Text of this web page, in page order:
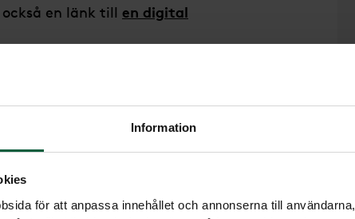
Information
för att anpassa innehållet och annonserna till
en länk till en digital
fram annonsen. Inför
kring: